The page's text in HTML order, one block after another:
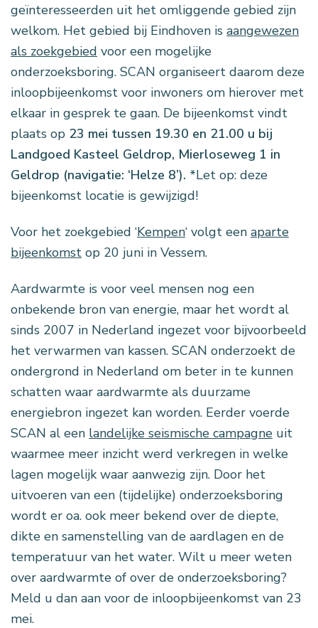
geïnteresseerden uit het omliggende gebied zijn
welkom. Het gebied bij Eindhoven is aangewezen
als zoekgebied voor een mogelijke
onderzoeksboring. SCAN organiseert daarom deze
inloopbijeenkomst voor inwoners om hierover met
elkaar in gesprek te gaan. De bijeenkomst vindt
plaats op 23 mei tussen 19.30 en 21.00 u bij
Landgoed Kasteel Geldrop, Mierloseweg 1 in
Geldrop (navigatie: ‘Helze 8’). *Let op: deze
bijeenkomst locatie is gewijzigd!
Voor het zoekgebied ‘Kempen‘ volgt een aparte
bijeenkomst op 20 juni in Vessem.
Aardwarmte is voor veel mensen nog een
onbekende bron van energie, maar het wordt al
sinds 2007 in Nederland ingezet voor bijvoorbeeld
het verwarmen van kassen. SCAN onderzoekt de
ondergrond in Nederland om beter in te kunnen
schatten waar aardwarmte als duurzame
energiebron ingezet kan worden. Eerder voerde
SCAN al een landelijke seismische campagne uit
waarmee meer inzicht werd verkregen in welke
lagen mogelijk waar aanwezig zijn. Door het
uitvoeren van een (tijdelijke) onderzoeksboring
wordt er oa. ook meer bekend over de diepte,
dikte en samenstelling van de aardlagen en de
temperatuur van het water. Wilt u meer weten
over aardwarmte of over de onderzoeksboring?
Meld u dan aan voor de inloopbijeenkomst van 23
mei.